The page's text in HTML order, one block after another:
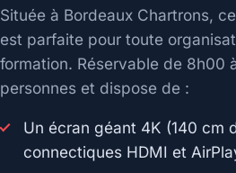
Située à Bordeaux Chartrons,
est parfaite pour toute
formation. Réservable de 8h00
personnes et dispose de :
Un écran géant 4K (140 cm
connectiques HDMI et